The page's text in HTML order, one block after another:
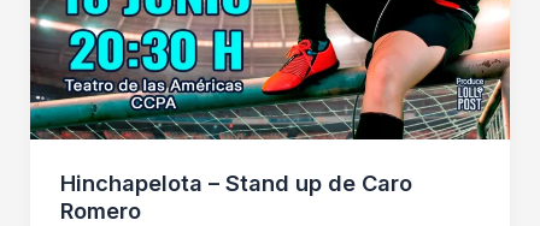
Hinchapelota – Stand up de Caro
Romero